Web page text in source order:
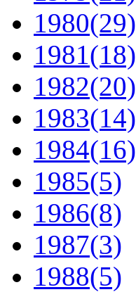
1980(29)
1981(18)
1982(20)
1983(14)
1984(16)
1985(5)
1986(8)
1987(3)
1988(5)